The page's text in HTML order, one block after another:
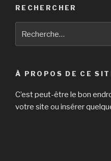
RECHERCHER
À PROPOS DE CE
C’est peut-être le bon
votre site ou insérer